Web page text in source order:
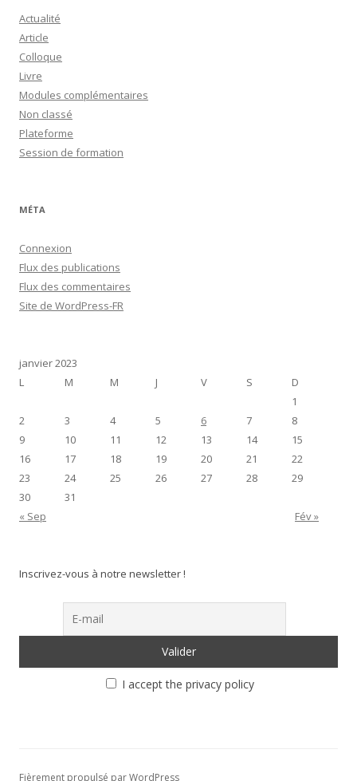
Actualité
Article
Colloque
Livre
Modules complémentaires
Non classé
Plateforme
Session de formation
MÉTA
Connexion
Flux des publications
Flux des commentaires
Site de WordPress-FR
janvier 2023
L
M M J V S
D
1
2
3 4 5 6 7
8
9
10 11 12 13 14
15
16
17 18 19 20 21
22
23
24 25 26 27 28
29
30
31
« Sep
Fév »
Inscrivez-vous à notre newsletter !
I accept the privacy policy
Fièrement propulsé par WordPress